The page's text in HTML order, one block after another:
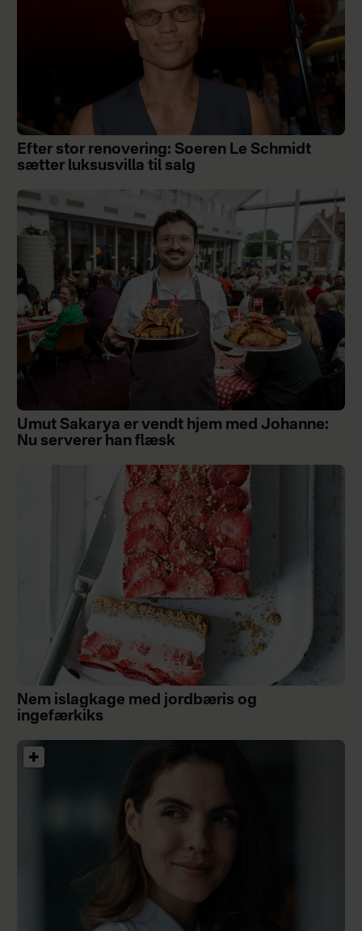
Efter stor renovering: Soeren Le Schmidt
sætter luksusvilla til salg
Umut Sakarya er vendt hjem med Johanne:
Nu serverer han flæsk
Nem islagkage med jordbæris og
ingefærkiks